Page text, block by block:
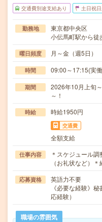
交通費別途支給あり 土日祝
勤務地
東京都中央区
小伝馬町駅から
曜日頻度 月～金（週5日
時間 09:00～17:15(実
期間
2026年10月上
～！
時給 時給1950円
交通費
全額支給
仕事内容
＊スケジュール
（お礼状など）
応募資格
英語力不要
《必要な経験》
応経験）
職場の雰囲気